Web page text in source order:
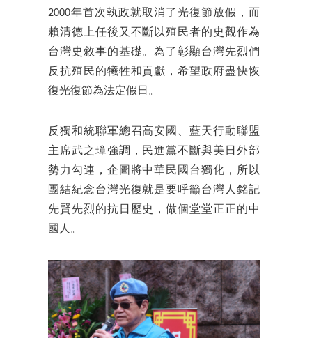
2000年首次執政就取消了光復節放假，而
賴清德上任後又不斷以殖民者的史觀作為
台灣史敘事的基礎。為了彰顯台灣先烈們
反抗殖民的犧牲和貢獻，希望政府盡快恢
復光復節為法定假日。
反獨和統聯軍總召高安國、藍天行動聯盟
主席武之璋強調，民進黨不斷與美日外部
勢力勾連，企圖將中華民國台獨化，所以
團結紀念台灣光復就是要呼籲台灣人銘記
先賢先烈的抗日歷史，做個堂堂正正的中
國人。